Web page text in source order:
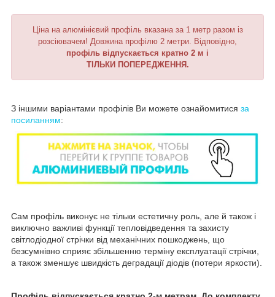
Ціна на алюмінієвий профіль вказана за 1 метр разом із
розсіювачем! Довжина профілю 2 метри. Відповідно,
профіль відпускається кратно 2 м і
ТІЛЬКИ ПОПЕРЕДЖЕННЯ.
З іншими варіантами профілів Ви можете ознайомитися за
посиланням:
Сам профіль виконує не тільки естетичну роль, але й також і
виключно важливі функції тепловідведення та захисту
світлодіодної стрічки від механічних пошкоджень, що
безсумнівно сприяє збільшенню терміну експлуатації стрічки,
а також зменшує швидкість деградації діодів (потери яркости).